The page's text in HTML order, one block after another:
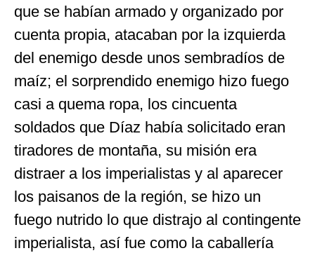
que se habían armado y organizado por
cuenta propia, atacaban por la izquierda
del enemigo desde unos sembradíos de
maíz; el sorprendido enemigo hizo fuego
casi a quema ropa, los cincuenta
soldados que Díaz había solicitado eran
tiradores de montaña, su misión era
distraer a los imperialistas y al aparecer
los paisanos de la región, se hizo un
fuego nutrido lo que distrajo al contingente
imperialista, así fue como la caballería